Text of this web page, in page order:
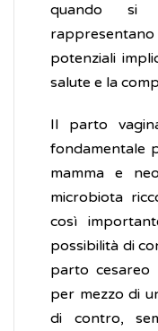
quando si
potenziali
salute e la
Il parto
fondamentale
mamma e
microbiota
così
possibilità di
parto cesareo
per mezzo di
di contro,